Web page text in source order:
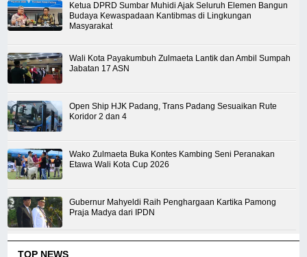
Ketua DPRD Sumbar Muhidi Ajak Seluruh Elemen Bangun
Budaya Kewaspadaan Kantibmas di Lingkungan
Masyarakat
Wali Kota Payakumbuh Zulmaeta Lantik dan Ambil Sumpah
Jabatan 17 ASN
Open Ship HJK Padang, Trans Padang Sesuaikan Rute
Koridor 2 dan 4
Wako Zulmaeta Buka Kontes Kambing Seni Peranakan
Etawa Wali Kota Cup 2026
Gubernur Mahyeldi Raih Penghargaan Kartika Pamong
Praja Madya dari IPDN
TOP NEWS